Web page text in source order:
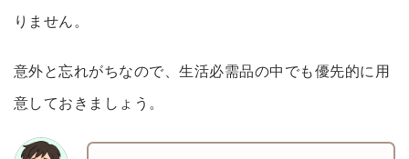
りません。
意外と忘れがちなので、生活必需品の中でも優先的に用
意しておきましょう。